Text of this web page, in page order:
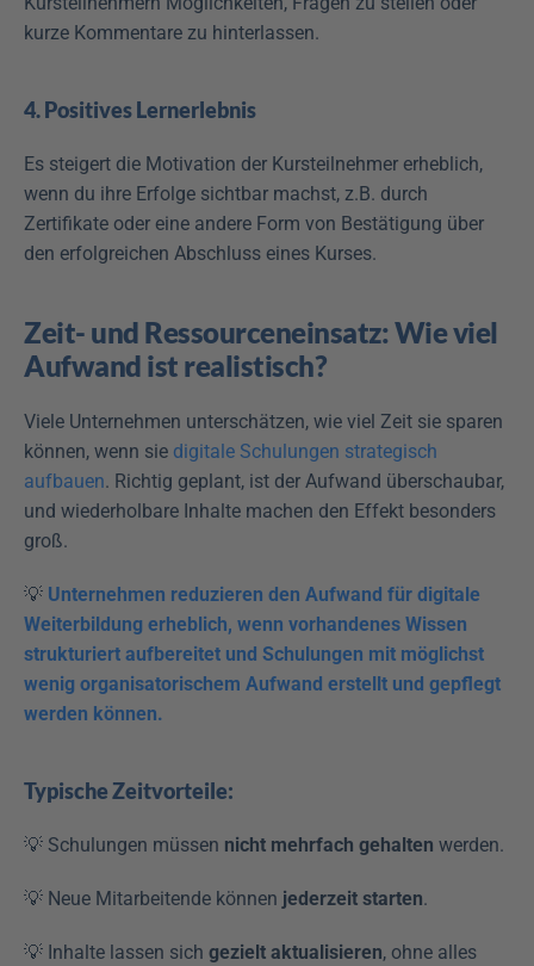
kurze Kommentare zu hinterlassen.
4. Positives Lernerlebnis
Es steigert die Motivation der Kursteilnehmer erheblich,
wenn du ihre Erfolge sichtbar machst, z.B. durch
Zertifikate oder eine andere Form von Bestätigung über
den erfolgreichen Abschluss eines Kurses.
Zeit- und Ressourceneinsatz: Wie viel
Aufwand ist realistisch?
Viele Unternehmen unterschätzen, wie viel Zeit sie sparen
können, wenn sie digitale Schulungen strategisch
aufbauen. Richtig geplant, ist der Aufwand überschaubar,
und wiederholbare Inhalte machen den Effekt besonders
groß.
💡 Unternehmen reduzieren den Aufwand für digitale
Weiterbildung erheblich, wenn vorhandenes Wissen
strukturiert aufbereitet und Schulungen mit möglichst
wenig organisatorischem Aufwand erstellt und gepflegt
werden können.
Typische Zeitvorteile:
💡 Schulungen müssen nicht mehrfach gehalten werden.
💡 Neue Mitarbeitende können jederzeit starten.
💡 Inhalte lassen sich gezielt aktualisieren, ohne alles